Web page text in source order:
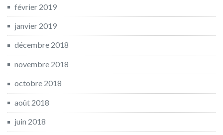
février 2019
janvier 2019
décembre 2018
novembre 2018
octobre 2018
août 2018
juin 2018